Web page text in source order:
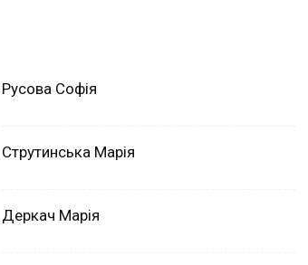
Русова Софія
Струтинська Марія
Деркач Марія